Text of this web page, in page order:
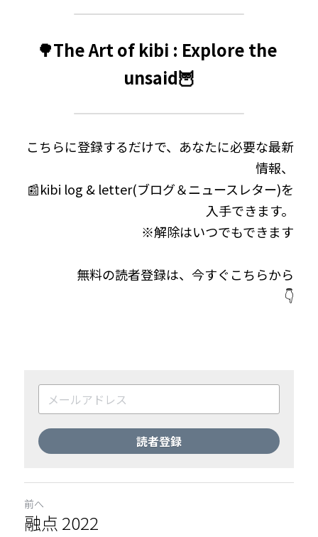
🌳The Art of kibi : Explore the
unsaid🦉
こちらに登録するだけで、あなたに必要な最新
情報、
📰kibi log & letter(ブログ＆ニュースレター)を
入手できます。
※解除はいつでもできます
無料の読者登録は、今すぐこちらから
👇
読者登録
前へ
融点 2022